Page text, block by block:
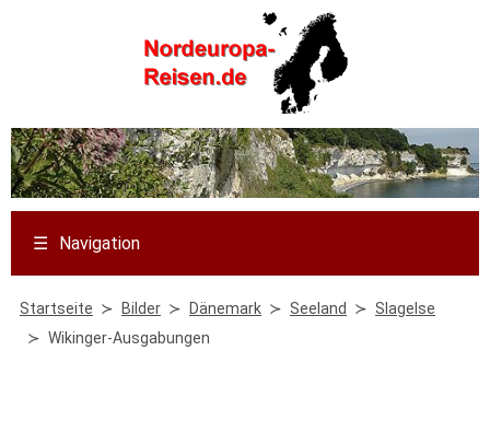
☰ Navigation
Startseite Bilder Dänemark Seeland
Slagelse
Wikinger-Ausgabungen